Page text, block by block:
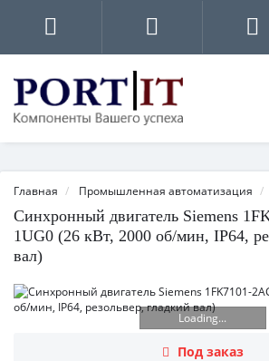
Главная Промышленная автоматизация
Синхронный двигатель Siemens
1UG0 (26 кВт, 2000 об/мин, IP64,
вал)
Loading...
Под заказ